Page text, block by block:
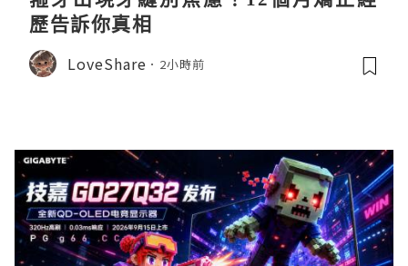
歷告訴你真相
LoveShare 2小時前